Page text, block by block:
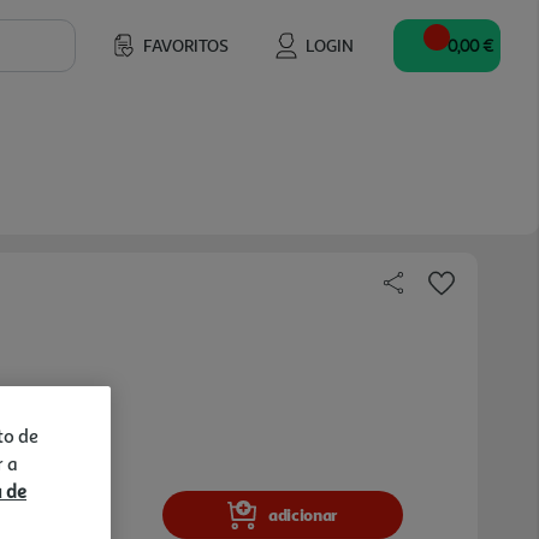
FAVORITOS LOGIN 0,00 €
adicionar
de
a
de